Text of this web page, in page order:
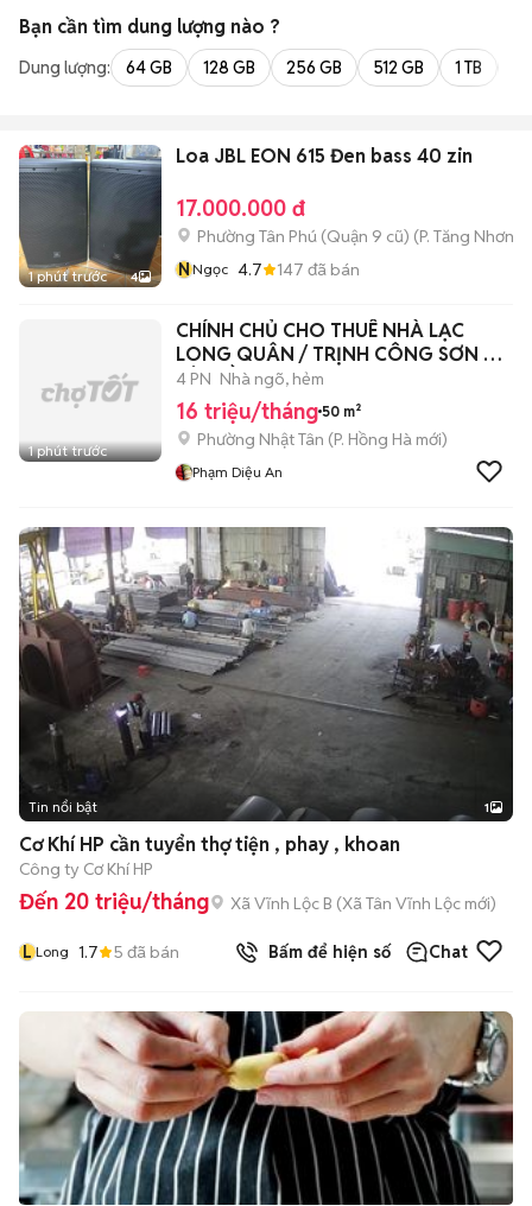
Bạn cần tìm dung lượng nào ?
Dung lượng: 64 GB 128 GB 256 GB 512 GB 1 TB
1 phút trước 4
Loa JBL EON 615 Đen bass 40 zin
17.000.000 đ
Phường Tân Phú (Quận 9 cũ) (P. Tăng Nhơn
NNgọc 4.7 147 đã bán
1 phút trước
CHÍNH CHỦ CHO THUÊ NHÀ LẠC
LONG QUÂN / TRỊNH CÔNG SƠN –
TÂY HỒ
4 PN Nhà ngõ, hẻm
16 triệu/tháng 50 m²
Phường Nhật Tân (P. Hồng Hà mới)
Phạm Diệu An
Tin nổi bật 1
Cơ Khí HP cần tuyển thợ tiện , phay , khoan
Công ty Cơ Khí HP
Đến 20 triệu/tháng Xã Vĩnh Lộc B (Xã Tân Vĩnh Lộc mới)
L Long 1.7 5 đã bán Bấm để hiện số Chat